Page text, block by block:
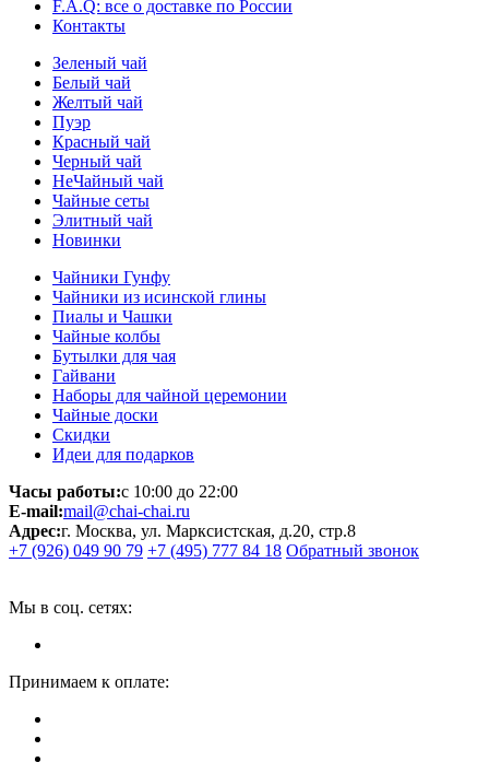
F.A.Q: все о доставке по России
Контакты
Зеленый чай
Белый чай
Желтый чай
Пуэр
Красный чай
Черный чай
НеЧайный чай
Чайные сеты
Элитный чай
Новинки
Чайники Гунфу
Чайники из исинской глины
Пиалы и Чашки
Чайные колбы
Бутылки для чая
Гайвани
Наборы для чайной церемонии
Чайные доски
Скидки
Идеи для подарков
Часы работы:с 10:00 до 22:00
E-mail:mail@chai-chai.ru
Адрес:г. Москва, ул. Марксистская, д.20, стр.8
+7 (926) 049 90 79 +7 (495) 777 84 18 Обратный звонок
Мы в соц. сетях:
Принимаем к оплате: